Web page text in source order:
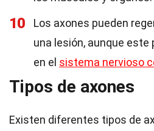
10
Los axones pueden
una lesión, aunque
en el sistema nervioso
Tipos de axones
Existen diferentes tipos de